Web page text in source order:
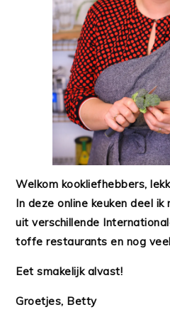
Welkom kookliefhebbers,
In deze online keuken deel
uit verschillende
toffe restaurants en nog
Eet smakelijk alvast!
Groetjes, Betty